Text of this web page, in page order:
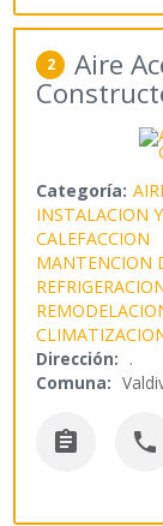
2 Aire
Categoría:
INSTALACION
CALEFACCION
MANTENCION
Dirección: .
Comuna:
 